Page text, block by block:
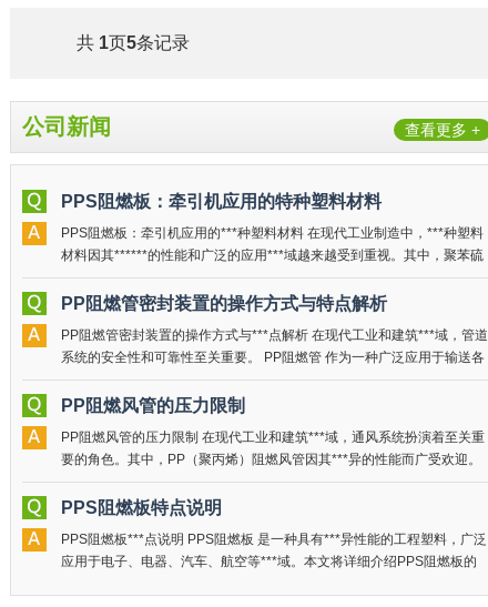
共 1页5条记录
公司新闻 查看更多 +
PPS阻燃板：牵引机应用的特种塑料材料
PPS阻燃板：牵引机应用的***种塑料材料 在现代工业制造中，***种塑料
材料因其******的性能和广泛的应用***域越来越受到重视。其中，聚苯硫
醚（PPS）作为一种高性能工程塑料，因其***异
PP阻燃管密封装置的操作方式与特点解析
PP阻燃管密封装置的操作方式与***点解析 在现代工业和建筑***域，管道
系统的安全性和可靠性至关重要。 PP阻燃管 作为一种广泛应用于输送各
类流体的管材，因其******的耐化学性和阻燃
PP阻燃风管的压力限制
PP阻燃风管的压力限制 在现代工业和建筑***域，通风系统扮演着至关重
要的角色。其中，PP（聚丙烯）阻燃风管因其***异的性能而广受欢迎。
然而，正如任何工程材料一样， PP阻燃风管
PPS阻燃板特点说明
PPS阻燃板***点说明 PPS阻燃板 是一种具有***异性能的工程塑料，广泛
应用于电子、电器、汽车、航空等***域。本文将详细介绍PPS阻燃板的